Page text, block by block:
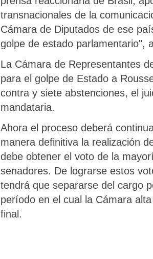
transnacionales de la
Cámara de Diputados de ese
golpe de estado parlamentario",
La Cámara de Representantes
para el golpe de Estado a
contra y siete abstenciones, el
mandataria.
Ahora el proceso deberá
manera definitiva la realización
debe obtener el voto de la
senadores. De lograrse estos
tendrá que separarse del cargo
período en el cual la Cámara
final.